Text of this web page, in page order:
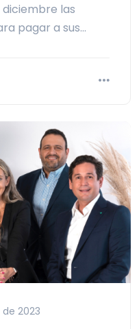
las
pagar a sus…
2023